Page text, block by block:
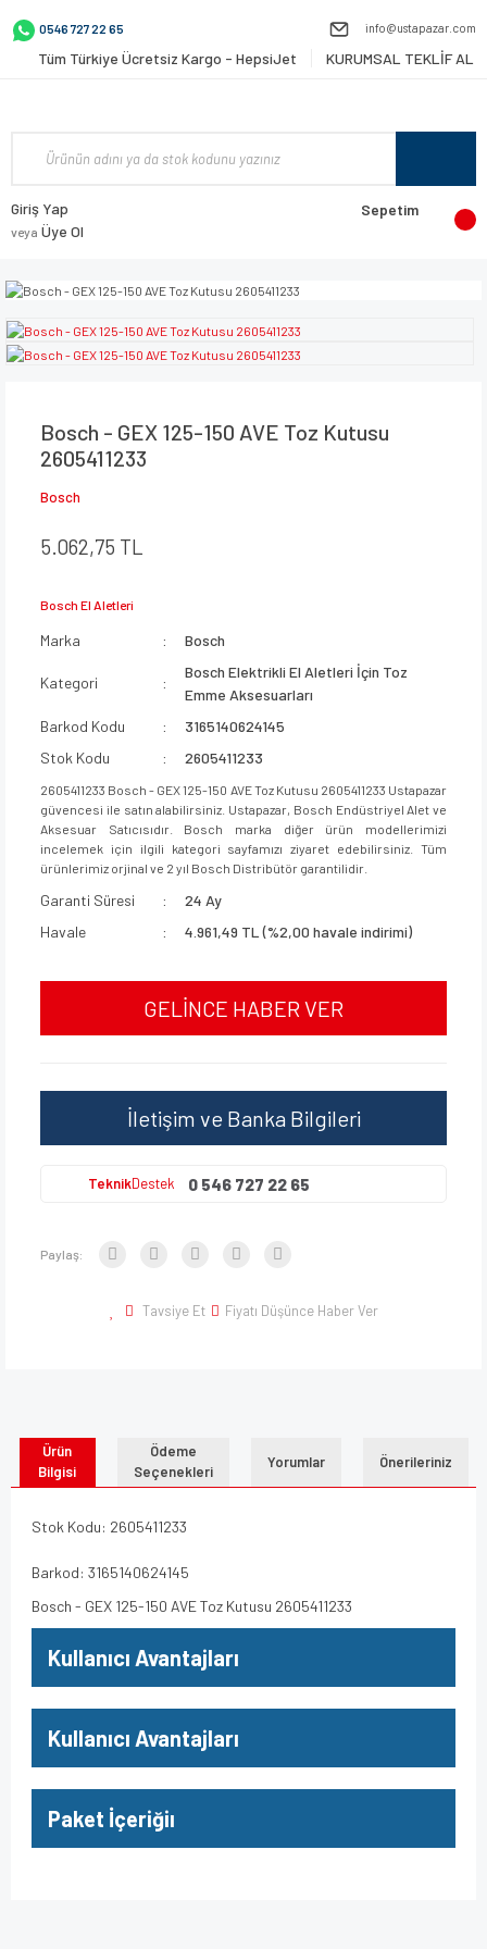
0546 727 22 65 info@ustapazar.com
Tüm Türkiye Ücretsiz Kargo - HepsiJet KURUMSAL TEKLİF AL
Giriş Yap
veya Üye Ol
Sepetim
Bosch - GEX 125-150 AVE Toz Kutusu
2605411233
Bosch
5.062,75 TL
Bosch El Aletleri
Marka Bosch
Kategori
Bosch Elektrikli El Aletleri İçin Toz
Emme Aksesuarları
Barkod Kodu
3165140624145
Stok Kodu
2605411233
2605411233 Bosch - GEX 125-150 AVE Toz Kutusu 2605411233 Ustapazar
güvencesi ile satın alabilirsiniz. Ustapazar, Bosch Endüstriyel Alet ve
Aksesuar Satıcısıdır. Bosch marka diğer ürün modellerimizi
incelemek için ilgili kategori sayfamızı ziyaret edebilirsiniz. Tüm
ürünlerimiz orjinal ve 2 yıl Bosch Distribütör garantilidir.
Garanti Süresi
24 Ay
Havale
4.961,49 TL (%2,00 havale indirimi)
GELİNCE HABER VER
İletişim ve Banka Bilgileri
TeknikDestek 0 546 727 22 65
Paylaş:
Tavsiye Et Fiyatı Düşünce Haber Ver
Ürün
Bilgisi
Ödeme
Seçenekleri
Yorumlar Önerileriniz
Stok Kodu: 2605411233
Barkod: 3165140624145
Bosch - GEX 125-150 AVE Toz Kutusu 2605411233
Kullanıcı Avantajları
Kullanıcı Avantajları
Paket İçeriğiı